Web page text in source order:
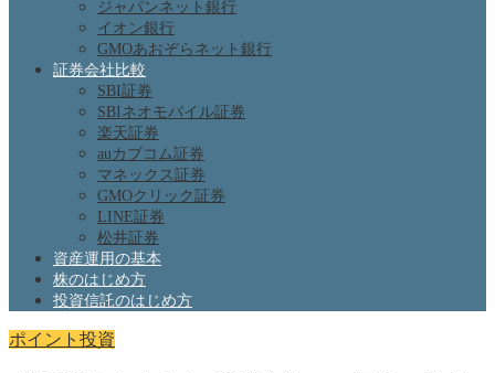
ジャパンネット銀行
イオン銀行
GMOあおぞらネット銀行
証券会社比較
SBI証券
SBIネオモバイル証券
楽天証券
auカブコム証券
マネックス証券
GMOクリック証券
LINE証券
松井証券
資産運用の基本
株のはじめ方
投資信託のはじめ方
ポイント投資